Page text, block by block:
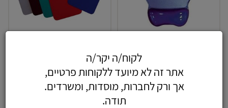
משטח לעכבר +ג'ל איידטה
(איכותי )
8.26כולל מע"מ
לקוח/ה יקר/ה
אתר זה לא מיועד ללקוחות פרטיים,
אך ורק לחברות, מוסדות, ומשרדים.
תודה.